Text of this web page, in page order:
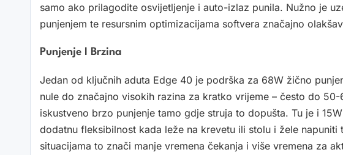
samo ako prilagodite osvijetljenje i auto-izlaz punila. Nužno je
punjenjem te resursnim optimizacijama softvera značajno
Punjenje I Brzina
Jedan od ključnih aduta Edge 40 je podrška za 68W žično
nule do značajno visokih razina za kratko vrijeme – često do
iskustveno brzo punjenje tamo gdje struja to dopušta. Tu je i
dodatnu fleksibilnost kada leže na krevetu ili stolu i žele
situacijama to znači manje vremena čekanja i više vremena za